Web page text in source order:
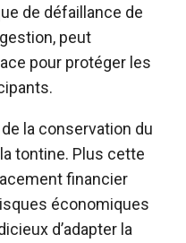
de défaillance de
peut
pour protéger les
la conservation du
tontine. Plus cette
financier
économiques
d’adapter la